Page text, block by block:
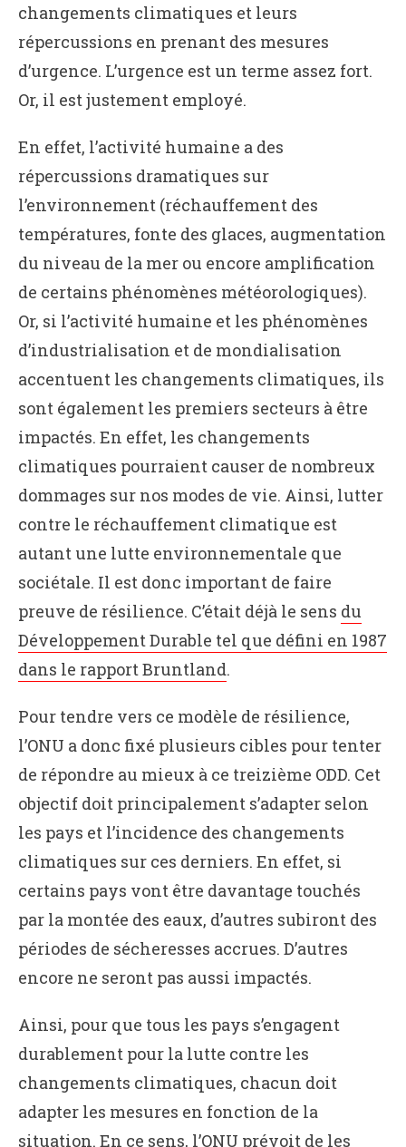
changements climatiques et leurs
répercussions en prenant des mesures
d’urgence. L’urgence est un terme assez fort.
Or, il est justement employé.
En effet, l’activité humaine a des
répercussions dramatiques sur
l’environnement (réchauffement des
températures, fonte des glaces, augmentation
du niveau de la mer ou encore amplification
de certains phénomènes météorologiques).
Or, si l’activité humaine et les phénomènes
d’industrialisation et de mondialisation
accentuent les changements climatiques, ils
sont également les premiers secteurs à être
impactés. En effet, les changements
climatiques pourraient causer de nombreux
dommages sur nos modes de vie. Ainsi, lutter
contre le réchauffement climatique est
autant une lutte environnementale que
sociétale. Il est donc important de faire
preuve de résilience. C’était déjà le sens du
Développement Durable tel que défini en 1987
dans le rapport Bruntland.
Pour tendre vers ce modèle de résilience,
l’ONU a donc fixé plusieurs cibles pour tenter
de répondre au mieux à ce treizième ODD. Cet
objectif doit principalement s’adapter selon
les pays et l’incidence des changements
climatiques sur ces derniers. En effet, si
certains pays vont être davantage touchés
par la montée des eaux, d’autres subiront des
périodes de sécheresses accrues. D’autres
encore ne seront pas aussi impactés.
Ainsi, pour que tous les pays s’engagent
durablement pour la lutte contre les
changements climatiques, chacun doit
adapter les mesures en fonction de la
situation. En ce sens, l’ONU prévoit de les